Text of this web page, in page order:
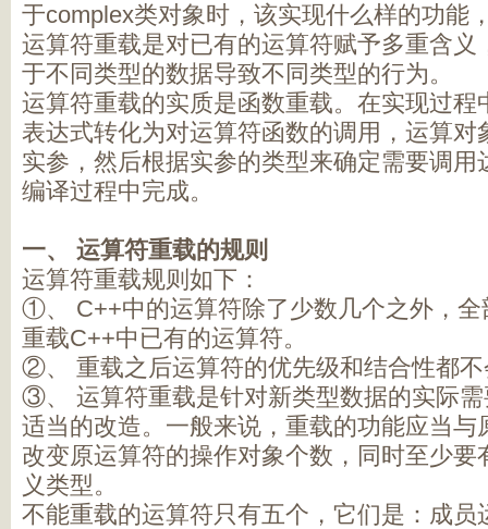
于complex类对象时，该实现什么样的功能
运算符重载是对已有的运算符赋予多重含义
于不同类型的数据导致不同类型的行为。
运算符重载的实质是函数重载。在实现过程
表达式转化为对运算符函数的调用，运算对
实参，然后根据实参的类型来确定需要调用
编译过程中完成。
一、 运算符重载的规则
运算符重载规则如下：
①、 C++中的运算符除了少数几个之外，
重载C++中已有的运算符。
②、 重载之后运算符的优先级和结合性都
③、 运算符重载是针对新类型数据的实际
适当的改造。一般来说，重载的功能应当与
改变原运算符的操作对象个数，同时至少要
义类型。
不能重载的运算符只有五个，它们是：成员